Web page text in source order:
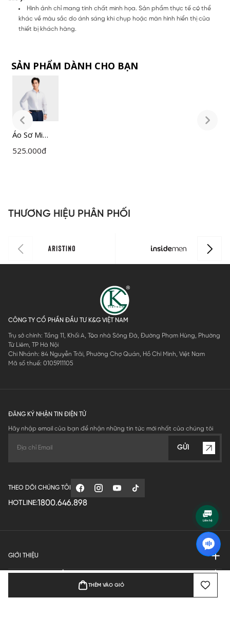
THÊM VÀO GIỎ
Hình ảnh chỉ mang tính chất minh họa. Sản phẩm thực tế có thể
khác về màu sắc do ánh sáng khi chụp hoặc màn hình hiển thị của
thiết bị khách hàng.
SẢN PHẨM DÀNH CHO BẠN
Áo Sơ Mi
Nam Trắng
525.000đ
THƯƠNG HIỆU PHÂN PHỐI
CÔNG TY CỔ PHẦN ĐẦU TƯ K&G VIỆT NAM
Trụ sở chính: Tầng 11, Khối A, Tòa nhà Sông Đà, Đường Phạm Hùng, Phường
Từ Liêm, TP Hà Nội
Chi Nhánh: 84 Nguyễn Trãi, Phường Chợ Quán, Hồ Chí Minh, Việt Nam
Mã số thuế: 0105911105
ĐĂNG KÝ NHẬN TIN ĐIỆN TỬ
Hãy nhập email của bạn để nhận những tin tức mới nhất của chúng tôi
GỬI
THEO DÕI CHÚNG TÔI
HOTLINE:1800.646.898
GIỚI THIỆU
QUY ĐỊNH HOẠT ĐỘNG